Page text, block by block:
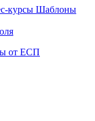
курсы Шаблоны
от ЕСП